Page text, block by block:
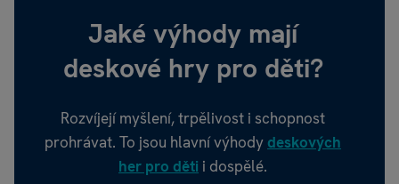
Jaké výhody mají
deskové hry pro děti?
Rozvíjejí myšlení, trpělivost i schopnost
prohrávat. To jsou hlavní výhody deskových
her pro děti i dospělé.